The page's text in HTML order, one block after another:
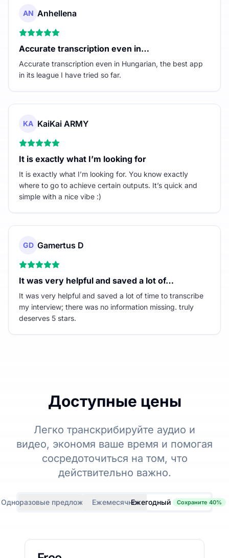
AN Anhellena
Accurate transcription even in…
Accurate transcription even in Hungarian, the best app
in its league I have tried so far.
KA KaiKai ARMY
It is exactly what I’m looking for
It is exactly what I’m looking for. You know exactly
where to go to achieve certain outputs. It’s quick and
simple with a nice vibe :)
GD Gamertus D
It was very helpful and saved a lot of…
It was very helpful and saved a lot of time to transcribe
my interview; there was no information missing. truly
deserves 5 stars.
Доступные цены
Легко транскрибируйте аудио и
видео, экономя ваше время и помогая
сосредоточиться на том, что
действительно важно.
Одноразовые предложенияЕжемесячноЕжегодный Сохраните 40%